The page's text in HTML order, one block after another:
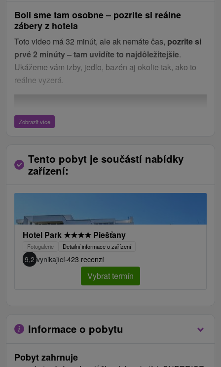
Boli sme tam osobne – pozrite si reálne
zábery z hotela
Toto video má 32 minút, ale ak nemáte čas, pozrite si
prvé 2 minúty – tam uvidíte to najdôležitejšie.
Ukážeme vám izby, jedlo, bazén aj okolie tak, ako to
reálne vyzerá.
Najviac si ho užijú páry, klienti 50+ alebo starí rodičia s
V lete je vhodný aj pre rodiny s deťmi vďaka
Zobrazit více
Tento pobyt je součástí nabídky
zařízení:
Hotel Park ★★★★ Piešťany
Fotogalerie Detailní informace o zařízení
9,2 vynikající·423 recenzí
Vybrat termín
Informace o pobytu
Pobyt zahrnuje